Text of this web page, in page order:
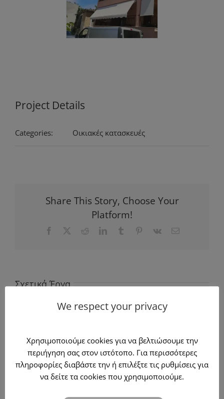
Project Details
Categories: Οικιακές κατασκευές
Share This Story, Choose Your
Platform!
Facebook RedditLinkedInTumblr Pinterest
Vk Email
Σχετικά Έργα
πέργκολας –
Pergola mit
glasses
Κατασκευή
πέργκολας από
αλουμίνιο και
ύφασμα
We respect your privacy
Χρησιμοποιούμε cookies για να βελτιώσουμε την
περιήγηση σας στον ιστότοπο. Για περισσότερες
πληροφορίες διαβάστε την ή επιλέξτε τις ρυθμίσεις για
να δείτε τα cookies που χρησιμοποιούμε.